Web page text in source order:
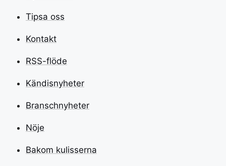
Tipsa oss
Kontakt
RSS-flöde
Kändisnyheter
Branschnyheter
Nöje
Bakom kulisserna